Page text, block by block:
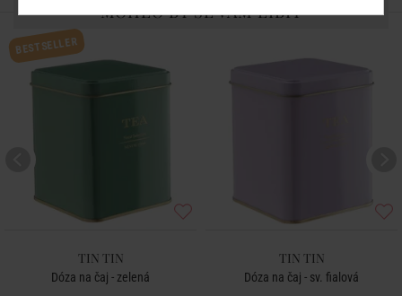
MOHLO BY SE VÁM LÍBIT
BESTSELLER
TIN TIN
Dóza na čaj - zelená
TIN TIN
Dóza na čaj - sv. fialová